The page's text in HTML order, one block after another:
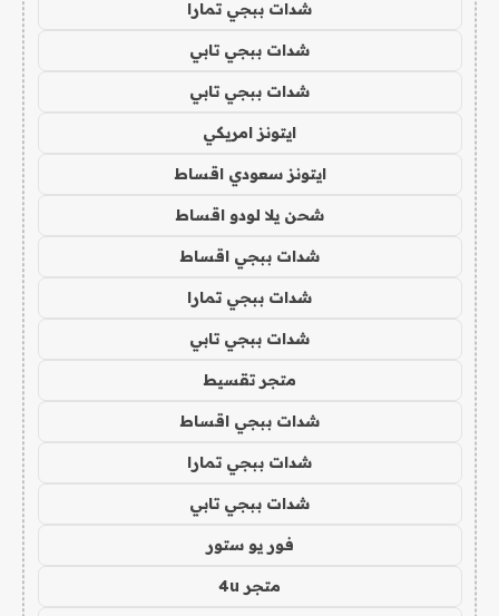
شدات ببجي تمارا
شدات ببجي تابي
شدات ببجي تابي
ايتونز امريكي
ايتونز سعودي اقساط
شحن يلا لودو اقساط
شدات ببجي اقساط
شدات ببجي تمارا
شدات ببجي تابي
متجر تقسيط
شدات ببجي اقساط
شدات ببجي تمارا
شدات ببجي تابي
فور يو ستور
متجر 4u